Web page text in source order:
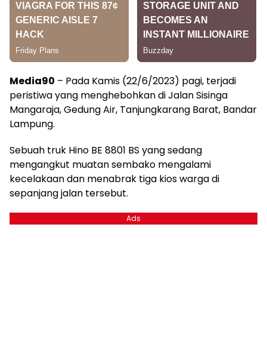
Media90 – Pada Kamis (22/6/2023) pagi, terjadi
peristiwa yang menghebohkan di Jalan Sisinga
Mangaraja, Gedung Air, Tanjungkarang Barat, Bandar
Lampung.
Sebuah truk Hino BE 8801 BS yang sedang
mengangkut muatan sembako mengalami
kecelakaan dan menabrak tiga kios warga di
sepanjang jalan tersebut.
Ads